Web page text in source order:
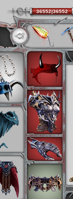
36552|36552